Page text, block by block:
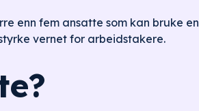
enn fem ansatte som kan bruke en
vernet for arbeidstakere.